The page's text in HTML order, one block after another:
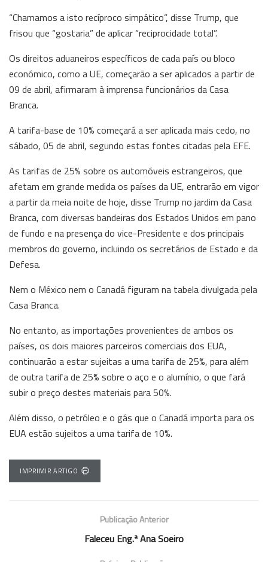
“Chamamos a isto recíproco simpático”, disse Trump, que
frisou que “gostaria” de aplicar “reciprocidade total”.
Os direitos aduaneiros específicos de cada país ou bloco
económico, como a UE, começarão a ser aplicados a partir de
09 de abril, afirmaram à imprensa funcionários da Casa
Branca.
A tarifa-base de 10% começará a ser aplicada mais cedo, no
sábado, 05 de abril, segundo estas fontes citadas pela EFE.
As tarifas de 25% sobre os automóveis estrangeiros, que
afetam em grande medida os países da UE, entrarão em vigor
a partir da meia noite de hoje, disse Trump no jardim da Casa
Branca, com diversas bandeiras dos Estados Unidos em pano
de fundo e na presença do vice-Presidente e dos principais
membros do governo, incluindo os secretários de Estado e da
Defesa.
Nem o México nem o Canadá figuram na tabela divulgada pela
Casa Branca.
No entanto, as importações provenientes de ambos os
países, os dois maiores parceiros comerciais dos EUA,
continuarão a estar sujeitas a uma tarifa de 25%, para além
de outra tarifa de 25% sobre o aço e o alumínio, o que fará
subir o preço destes materiais para 50%.
Além disso, o petróleo e o gás que o Canadá importa para os
EUA estão sujeitos a uma tarifa de 10%.
IMPRIMIR ARTIGO
Publicação Anterior
Faleceu Eng.ª Ana Soeiro